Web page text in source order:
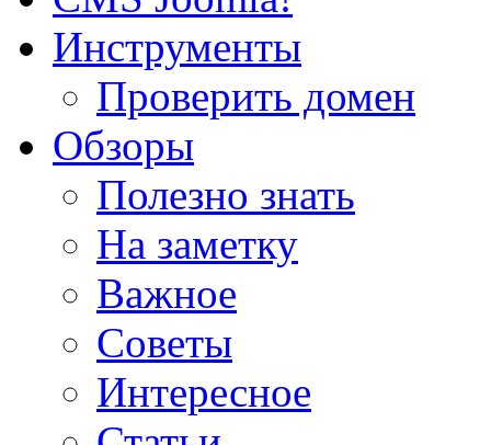
Инструменты
Проверить домен
Обзоры
Полезно знать
На заметку
Важное
Советы
Интересное